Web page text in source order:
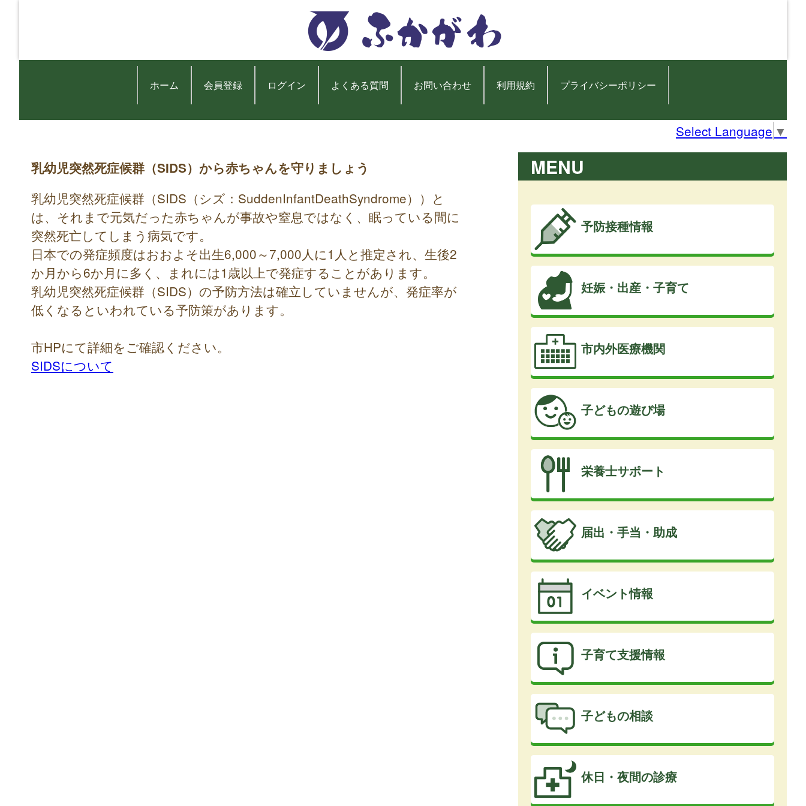
ホーム 会員登録 ログイン よくある質問 お問い合わせ 利用規約 プライバシーポリシー
Select Language ▼
乳幼児突然死症候群（SIDS）から赤ちゃんを守りましょう
乳幼児突然死症候群（SIDS（シズ：SuddenInfantDeathSyndrome））と
は、それまで元気だった赤ちゃんが事故や窒息ではなく、眠っている間に
突然死亡してしまう病気です。
日本での発症頻度はおおよそ出生6,000～7,000人に1人と推定され、生後2
か月から6か月に多く、まれには1歳以上で発症することがあります。
乳幼児突然死症候群（SIDS）の予防方法は確立していませんが、発症率が
低くなるといわれている予防策があります。
市HPにて詳細をご確認ください。
SIDSについて
MENU
予防接種情報
妊娠・出産・子育て
市内外医療機関
子どもの遊び場
栄養士サポート
届出・手当・助成
イベント情報
子育て支援情報
子どもの相談
休日・夜間の診療